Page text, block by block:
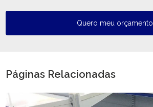
Quero meu orçamento
Páginas Relacionadas